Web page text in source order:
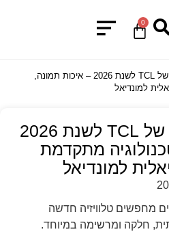
0
/ סדרות הטלוויזיות של TCL לשנת 2026 – איכות תמונה,
למונדיאל
סדרות הטלוויזיות של TCL לשנת 2026
מתקדמת
למונדיאל
2026, רבים מחפשים טלוויזיה חדשה
חלקה ומרשימה במיוחד.